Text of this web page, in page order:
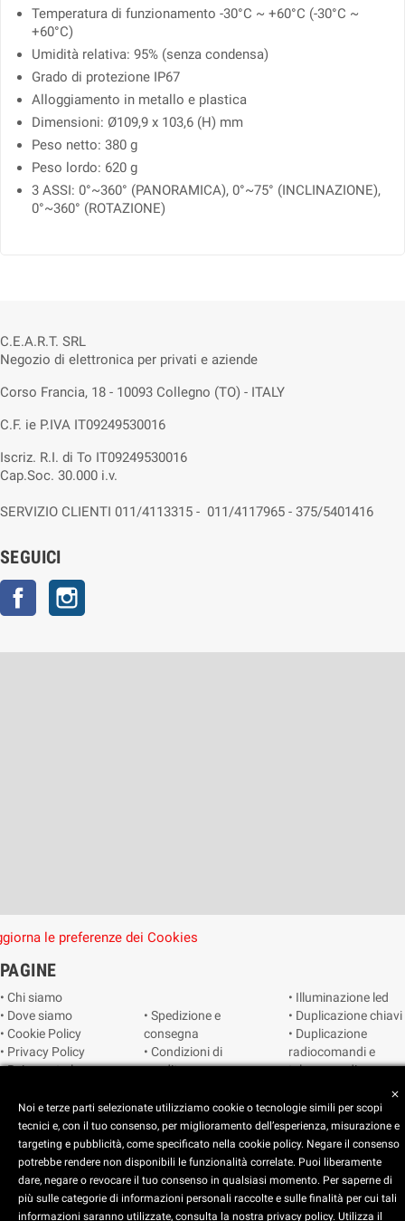
Temperatura di funzionamento -30°C ~ +60°C (-30°C ~
+60°C)
Umidità relativa: 95% (senza condensa)
Grado di protezione IP67
Alloggiamento in metallo e plastica
Dimensioni: Ø109,9 x 103,6 (H) mm
Peso netto: 380 g
Peso lordo: 620 g
3 ASSI: 0°~360° (PANORAMICA), 0°~75° (INCLINAZIONE),
0°~360° (ROTAZIONE)
C.E.A.R.T. SRL
Negozio di elettronica per privati e aziende
Corso Francia, 18 - 10093 Collegno (TO) - ITALY
C.F. ie P.IVA IT09249530016
Iscriz. R.I. di To IT09249530016
Cap.Soc. 30.000 i.v.
SERVIZIO CLIENTI 011/4113315 - 011/4117965 - 375/5401416
SEGUICI
Facebook
le preferenze dei Cookies
PAGINE
• Chi siamo
• Dove siamo
• Cookie Policy
• Privacy Policy
• Reimposta le
cookie
• Spedizione e
consegna
• Condizioni di
vendita
• Illuminazione led
• Duplicazione chiavi
• Duplicazione
radiocomandi e
telecomandi
• Video sorveglianza
Copyright © 2025 CEART | Negozio di elettronica Torino
C.E.A.R.T. Elettronica
close
Noi e terze parti selezionate utilizziamo cookie o tecnologie simili per scopi
tecnici e, con il tuo consenso, per miglioramento dell’esperienza, misurazione e
targeting e pubblicità, come specificato nella cookie policy. Negare il consenso
potrebbe rendere non disponibili le funzionalità correlate. Puoi liberamente
dare, negare o revocare il tuo consenso in qualsiasi momento. Per saperne di
più sulle categorie di informazioni personali raccolte e sulle finalità per cui tali
informazioni saranno utilizzate, consulta la nostra privacy policy. Utilizza il